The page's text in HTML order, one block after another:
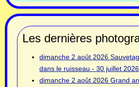
Les dernières
dimanche 2 août 2026
dans le ruisseau - 30 juillet 2026
dimanche 2 août 2026 Grand